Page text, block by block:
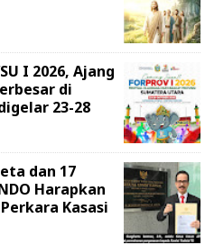
I 2026, Ajang
di
23-28
dan 17
Harapkan
Kasasi